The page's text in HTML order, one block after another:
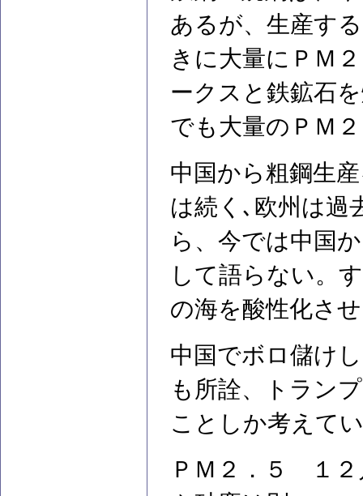
あるが、生産す
きに大量にＰＭ
ークスと鉄鉱石
でも大量のＰＭ
中国から粗鋼生
は続く､欧州は過
ら、今では中国
して語らない。
の海を酸性化さ
中国でボロ儲け
も所詮、トラン
ことしか考えて
ＰＭ２．５ １２